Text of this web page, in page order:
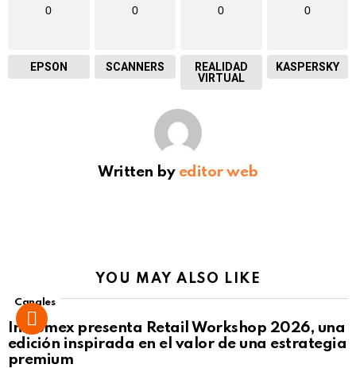
0
EPSON
0
SCANNERS
0
REALIDAD
VIRTUAL
0
KASPERSKY
Written by editor web
YOU MAY ALSO LIKE
Canales
Intcomex presenta Retail Workshop 2026, una
edición inspirada en el valor de una estrategia
premium